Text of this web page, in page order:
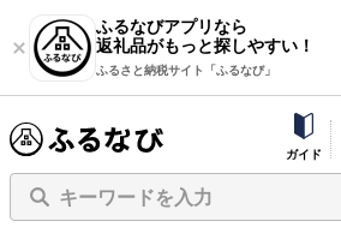
ふるなびアプリなら
返礼品がもっと探しやすい！
ふるさと納税サイト「ふるなび」
ガイド
キーワードを入力